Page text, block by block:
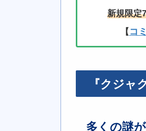
新規限定
【 コ
『クジャ
多くの謎